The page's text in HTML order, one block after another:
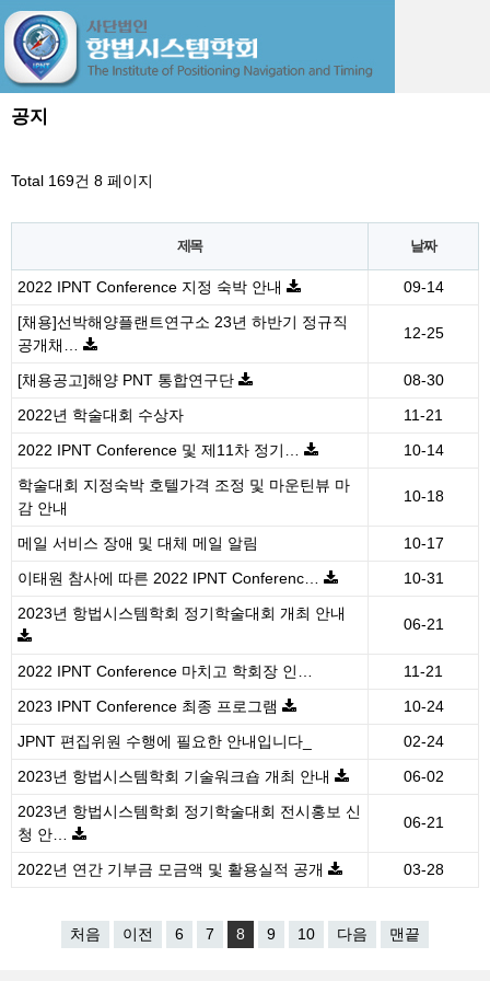
공지
Total 169건 8 페이지
제목 날짜
2022 IPNT Conference 지정 숙박 안내
09-14
[채용]선박해양플랜트연구소 23년 하반기 정규직
공개채…
12-25
[채용공고]해양 PNT 통합연구단
08-30
2022년 학술대회 수상자
11-21
2022 IPNT Conference 및 제11차 정기…
10-14
학술대회 지정숙박 호텔가격 조정 및 마운틴뷰 마
감 안내
10-18
메일 서비스 장애 및 대체 메일 알림
10-17
이태원 참사에 따른 2022 IPNT Conferenc…
10-31
2023년 항법시스템학회 정기학술대회 개최 안내
06-21
2022 IPNT Conference 마치고 학회장 인…
11-21
2023 IPNT Conference 최종 프로그램
10-24
JPNT 편집위원 수행에 필요한 안내입니다_
02-24
2023년 항법시스템학회 기술워크숍 개최 안내
06-02
2023년 항법시스템학회 정기학술대회 전시홍보 신
청 안…
06-21
2022년 연간 기부금 모금액 및 활용실적 공개 03-28
처음 이전 6 7 8 9 10 다음 맨끝